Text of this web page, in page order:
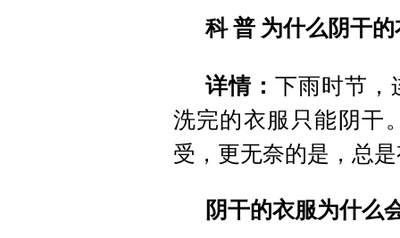
科 普 为什么阴干
详情： 下雨时节，
洗完的衣服只能阴干
受，更无奈的是，总
阴干的衣服为什么